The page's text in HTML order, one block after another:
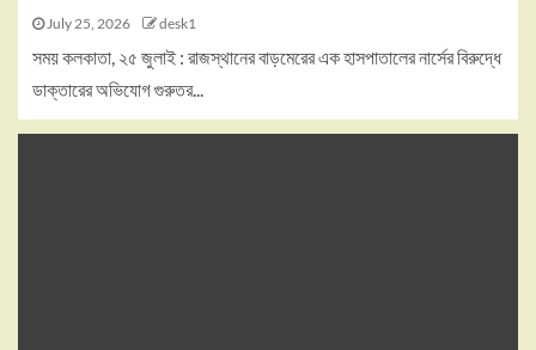
July 25, 2026 desk1
সময় কলকাতা, ২৫ জুলাই : রাজস্থানের বাড়মেরের এক হাসপাতালের নার্সের বিরুদ্ধে
ডাক্তারের অভিযোগ গুরুতর...